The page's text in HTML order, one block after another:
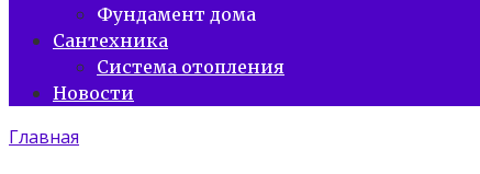
Фундамент дома
Сантехника
Система отопления
Новости
Главная